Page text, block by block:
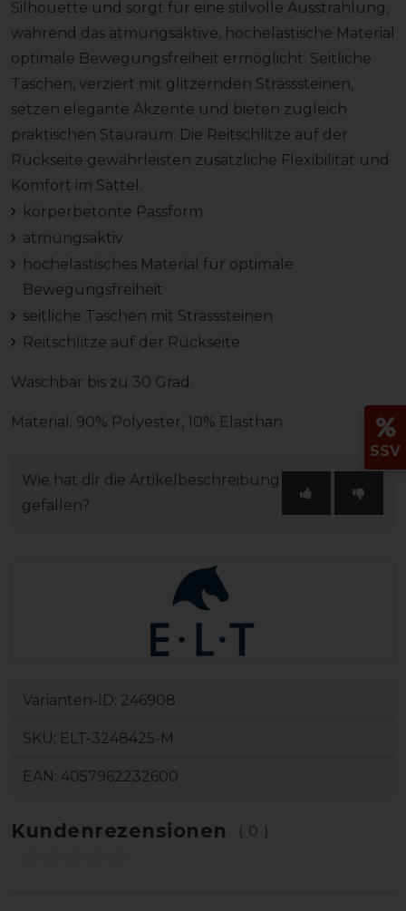
Silhouette und sorgt für eine stilvolle Ausstrahlung,
während das atmungsaktive, hochelastische Material
optimale Bewegungsfreiheit ermöglicht. Seitliche
Taschen, verziert mit glitzernden Strasssteinen,
setzen elegante Akzente und bieten zugleich
praktischen Stauraum. Die Reitschlitze auf der
Rückseite gewährleisten zusätzliche Flexibilität und
Komfort im Sattel.
körperbetonte Passform
atmungsaktiv
hochelastisches Material für optimale
Bewegungsfreiheit
seitliche Taschen mit Strasssteinen
Reitschlitze auf der Rückseite
Waschbar bis zu 30 Grad.
Material: 90% Polyester, 10% Elasthan
Wie hat dir die Artikelbeschreibung
gefallen?
Varianten-ID: 246908
SKU: ELT-3248425-M
EAN: 4057962232600
Kundenrezensionen (0)
SSV